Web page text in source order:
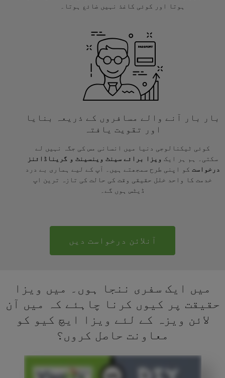
ہوتا اور کوئی کاغذ نہیں ضائع ہوتا۔
بار بار آنے والے مسافروں کے ذریعہ بنایا
اور تقویت یافتہ
کوئی ٹیکنالوجی دنیا میں انسانی مس کی جگہ نہیں لے
سکتی۔ ہم ہر ایک ویزا برائے سینٹ وینسینٹ و گریناڈائنز
درخواست کو اپنی طرح سمجھتے ہیں۔ آپ کے لیے ہماری بے درد
خدمت کا واحد خلل حقیقی وقت کی حالت کی تازہ ترین اپ
ڈیٹس ہوں گے۔
آنلائن درخواست دیں
میں ایک سفری ننجا ہوں۔ میں ویزا
حقیقت پر کیوں کرنا چاہئے کہ میں آن
لائن ویزہ کے لئے ویزا ایچ کیو کو
معاونت حاصل کروں؟